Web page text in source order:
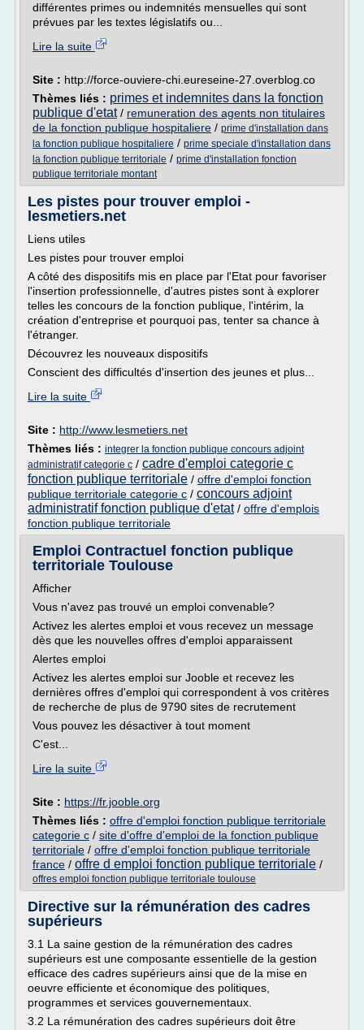
différentes primes ou indemnités mensuelles qui sont
prévues par les textes législatifs ou...
Lire la suite
Site : http://force-ouviere-chi.eureseine-27.overblog.co
Thèmes liés : primes et indemnites dans la fonction
publique d'etat/ remuneration des agents non titulaires
de la fonction publique hospitaliere / prime d'installation dans
la fonction publique hospitaliere / prime speciale d'installation dans
la fonction publique territoriale / prime d'installation fonction
publique territoriale montant
Les pistes pour trouver emploi -
lesmetiers.net
Liens utiles
Les pistes pour trouver emploi
A côté des dispositifs mis en place par l'Etat pour favoriser
l'insertion professionnelle, d'autres pistes sont à explorer
telles les concours de la fonction publique, l'intérim, la
création d'entreprise et pourquoi pas, tenter sa chance à
l'étranger.
Découvrez les nouveaux dispositifs
Conscient des difficultés d'insertion des jeunes et plus...
Lire la suite
Site : http://www.lesmetiers.net
Thèmes liés : integrer la fonction publique concours adjoint
administratif categorie c / cadre d'emploi categorie c
fonction publique territoriale / offre d'emploi fonction
publique territoriale categorie c / concours adjoint
administratif fonction publique d'etat/ offre d'emplois
fonction publique territoriale
Emploi Contractuel fonction publique
territoriale Toulouse
Afficher
Vous n'avez pas trouvé un emploi convenable?
Activez les alertes emploi et vous recevez un message
dès que les nouvelles offres d'emploi apparaissent
Alertes emploi
Activez les alertes emploi sur Jooble et recevez les
dernières offres d'emploi qui correspondent à vos critères
de recherche de plus de 9790 sites de recrutement
Vous pouvez les désactiver à tout moment
C'est...
Lire la suite
Site : https://fr.jooble.org
Thèmes liés : offre d'emploi fonction publique territoriale
categorie c / site d'offre d'emploi de la fonction publique
territoriale / offre d'emploi fonction publique territoriale
france / offre d emploi fonction publique territoriale /
offres emploi fonction publique territoriale toulouse
Directive sur la rémunération des cadres
supérieurs
3.1 La saine gestion de la rémunération des cadres
supérieurs est une composante essentielle de la gestion
efficace des cadres supérieurs ainsi que de la mise en
oeuvre efficiente et économique des politiques,
programmes et services gouvernementaux.
3.2 La rémunération des cadres supérieurs doit être